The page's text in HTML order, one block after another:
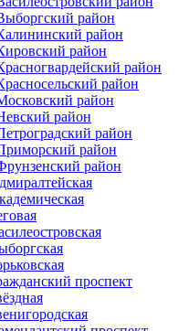
район
район
район
район
район
район
район
район
район
район
проспект